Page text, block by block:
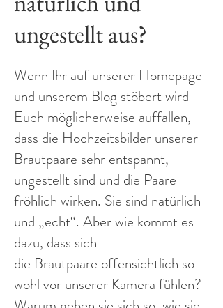
ungestellt aus?
Wenn Ihr auf unserer Homepage
und unserem Blog stöbert wird
Euch möglicherweise auffallen,
dass die Hochzeitsbilder unserer
Brautpaare sehr entspannt,
ungestellt sind und die Paare
fröhlich wirken. Sie sind natürlich
und „echt“. Aber wie kommt es
dazu, dass sich
die Brautpaare offensichtlich so
wohl vor unserer Kamera fühlen?